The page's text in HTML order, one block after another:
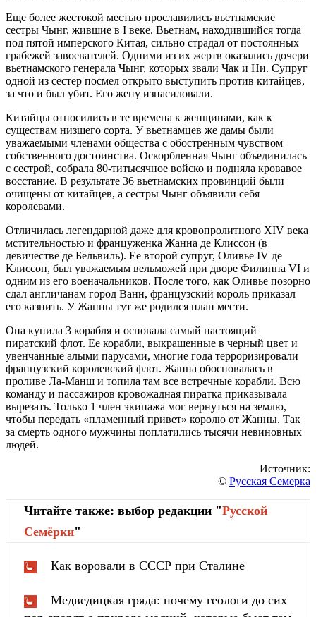
Еще более жестокой местью прославились вьетнамские
сестры Чынг, жившие в I веке. Вьетнам, находившийся тогда
под пятой имперского Китая, сильно страдал от постоянных
грабежей завоевателей. Одними из их жертв оказались дочери
вьетнамского генерала Чынг, которых звали Чак и Ни. Супруг
одной из сестер посмел открыто выступить против китайцев,
за что и был убит. Его жену изнасиловали.
Китайцы относились в те времена к женщинами, как к
существам низшего сорта. У вьетнамцев же дамы были
уважаемыми членами общества с обостренным чувством
собственного достоинства. Оскорбленная Чынг объединилась
с сестрой, собрала 80-титысячное войско и подняла кровавое
восстание. В результате 36 вьетнамских провинций были
очищены от китайцев, а сестры Чынг объявили себя
королевами.
Отличилась легендарной даже для кровопролитного XIV века
мстительностью и француженка Жанна де Клиссон (в
девичестве де Бельвиль). Ее второй супруг, Оливье IV де
Клиссон, был уважаемым вельможей при дворе Филиппа VI и
одним из его военачальников. После того, как Оливье позорно
сдал англичанам город Ванн, французский король приказал
его казнить. У Жанны тут же родился план мести.
Она купила 3 корабля и основала самый настоящий
пиратский флот. Ее корабли, выкрашенные в черный цвет и
увенчанные алыми парусами, многие года терроризировали
французский королевский флот. Жанна обосновалась в
проливе Ла-Манш и топила там все встречные корабли. Всю
команду и пассажиров кровожадная пиратка приказывала
вырезать. Только 1 член экипажа мог вернуться на землю,
чтобы передать «пламенный привет» королю от Жанны. Так
за смерть одного мужчины поплатились тысячи невиновных
людей.
Источник:
© Русская Семерка
Читайте также: выбор редакции "Русской
Cемёрки"
Как воровали в СССР при Сталине
Медведицкая гряда: почему геологи до сих